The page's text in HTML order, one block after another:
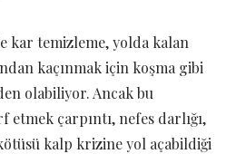
kar temizleme, yolda kalan
kaçınmak için koşma gibi
olabiliyor. Ancak bu
etmek çarpıntı, nefes darlığı,
kalp krizine yol açabildiği